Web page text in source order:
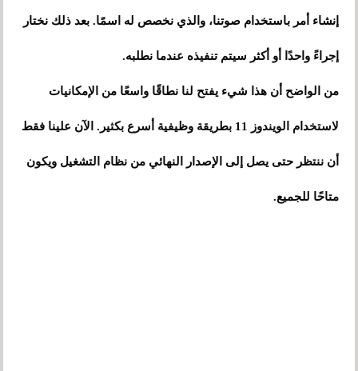
إنشاء أمر باستخدام صوتنا، والذي نخصص له اسمًا. بعد ذلك نختار
إجراءً واحدًا أو أكثر سيتم تنفيذه عندما نطلبه.
من الواضح أن هذا شيء يفتح لنا نطاقًا واسعًا من الإمكانيات
لاستخدام الويندوز 11 بطريقة وظيفية أسرع بكثير. الآن علينا فقط
أن ننتظر حتى يصل إلى الإصدار النهائي من نظام التشغيل ويكون
متاحًا للجميع.